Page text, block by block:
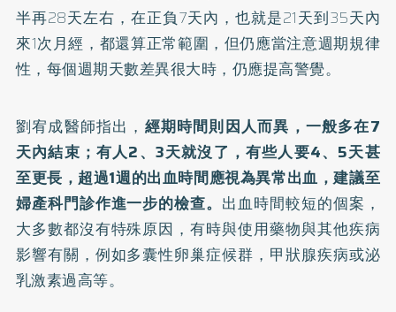
半再28天左右，在正負7天內，也就是21天到35天內
來1次月經，都還算正常範圍，但仍應當注意週期規律
性，每個週期天數差異很大時，仍應提高警覺。
劉宥成醫師指出， 經期時間則因人而異，一般多在7
天內結束；有人2、3天就沒了，有些人要4、5天甚
至更長，超過1週的出血時間應視為異常出血，建議至
婦產科門診作進一步的檢查。 出血時間較短的個案，
大多數都沒有特殊原因，有時與使用藥物與其他疾病
影響有關，例如多囊性卵巢症候群，甲狀腺疾病或泌
乳激素過高等。